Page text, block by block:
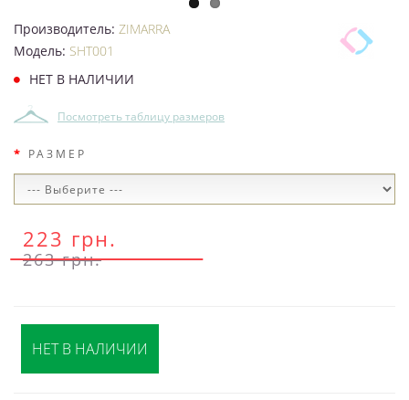
Производитель: ZIMARRA
Модель: SHT001
НЕТ В НАЛИЧИИ
Посмотреть таблицу размеров
РАЗМЕР
223 грн.
263 грн.
НЕТ В НАЛИЧИИ